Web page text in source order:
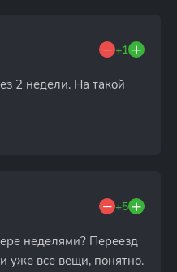
+1
2 недели. На такой
+5
неделями? Переезд
уже все вещи, понятно.